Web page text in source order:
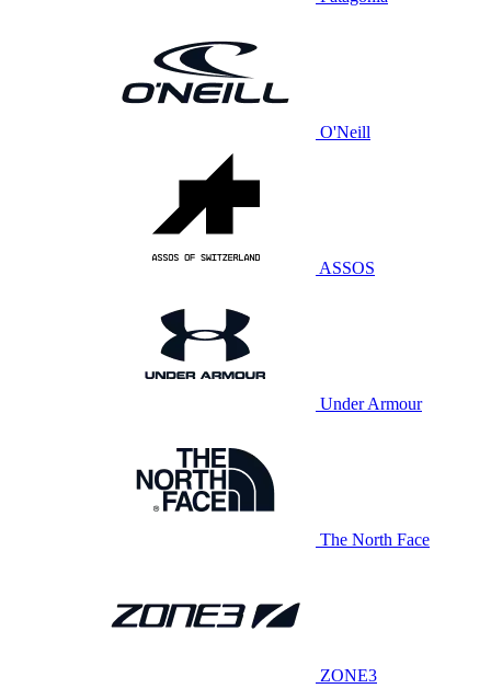
O'Neill
ASSOS
Under Armour
The North Face
ZONE3